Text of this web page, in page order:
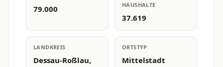
79.000
HAUSHALTE
37.619
LANDKREIS
Dessau-Roßlau,
ORTSTYP
Mittelstadt